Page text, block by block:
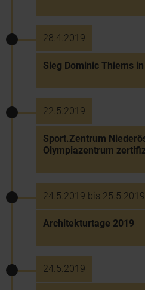
28.4.2019
Sieg Dominic Thiems
22.5.2019
Sport.Zentrum
Olympiazentrum
24.5.2019 bis 25.5.2019
Architekturtage 2019
24.5.2019